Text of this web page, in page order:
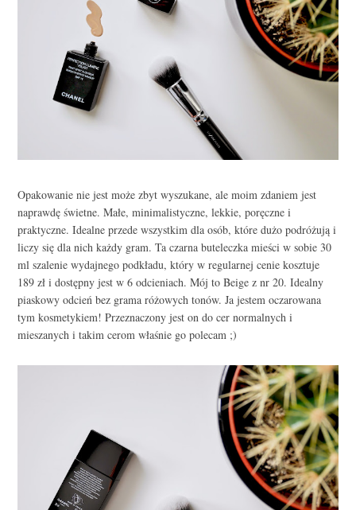
Opakowanie nie jest może zbyt wyszukane, ale moim zdaniem jest
naprawdę świetne. Małe, minimalistyczne, lekkie, poręczne i
praktyczne. Idealne przede wszystkim dla osób, które dużo podróżują i
liczy się dla nich każdy gram. Ta czarna buteleczka mieści w sobie 30
ml szalenie wydajnego podkładu, który w regularnej cenie kosztuje
189 zł i dostępny jest w 6 odcieniach. Mój to Beige z nr 20. Idealny
piaskowy odcień bez grama różowych tonów. Ja jestem oczarowana
tym kosmetykiem! Przeznaczony jest on do cer normalnych i
mieszanych i takim cerom właśnie go polecam ;)